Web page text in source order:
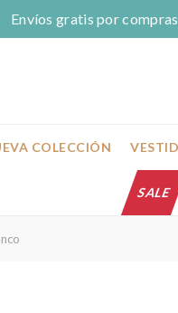
Envíos gratis por
COLECCIÓN
SALE